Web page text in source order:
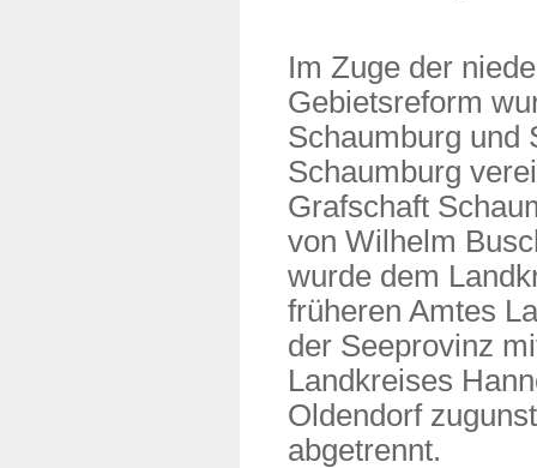
Im Zuge der
Gebietsreform
Schaumburg und
Schaumburg
Grafschaft
von Wilhelm
wurde dem
früheren Amtes
der Seeprovinz
Landkreises
Oldendorf
abgetrennt.